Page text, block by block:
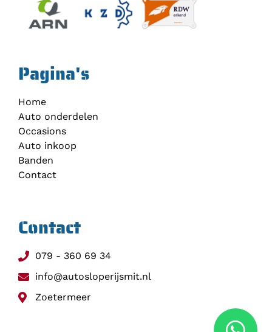
Pagina's
Home
Auto onderdelen
Occasions
Auto inkoop
Banden
Contact
Contact
079 - 360 69 34
info@autosloperijsmit.nl
Zoetermeer